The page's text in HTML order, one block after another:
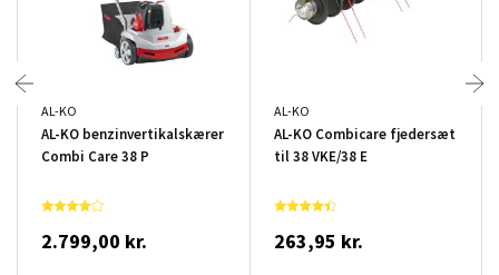
AL-KO
AL-KO benzinvertikalskærer
Combi Care 38 P
2.799,00 kr.
AL-KO
AL-KO Combicare fjedersæt
til 38 VKE/38 E
263,95 kr.